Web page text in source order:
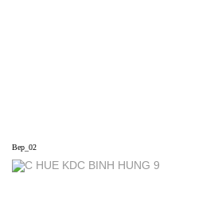
Bep_02